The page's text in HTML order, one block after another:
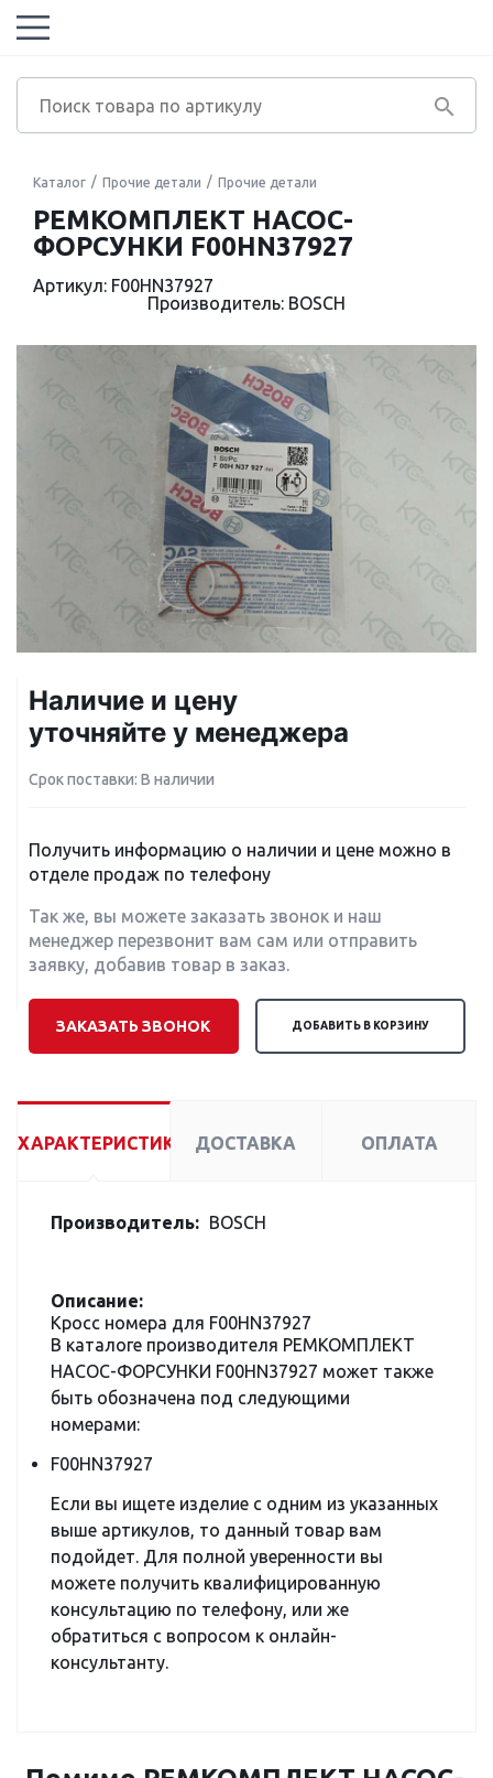
Каталог Прочие детали Прочие детали
РЕМКОМПЛЕКТ НАСОС-
ФОРСУНКИ F00HN37927
Артикул: F00HN37927
Производитель: BOSCH
Наличие и цену
уточняйте у менеджера
Срок поставки: В наличии
Получить информацию о наличии и цене можно в
отделе продаж по телефону
Так же, вы можете заказать звонок и наш
менеджер перезвонит вам сам или отправить
заявку, добавив товар в заказ.
ЗАКАЗАТЬ ЗВОНОК ДОБАВИТЬ В КОРЗИНУ
ХАРАКТЕРИСТИКИ ДОСТАВКА ОПЛАТА
Производитель: BOSCH
Описание:
Кросс номера для F00HN37927
В каталоге производителя РЕМКОМПЛЕКТ
НАСОС-ФОРСУНКИ F00HN37927 может также
быть обозначена под следующими
номерами:
F00HN37927
Если вы ищете изделие с одним из указанных
выше артикулов, то данный товар вам
подойдет. Для полной уверенности вы
можете получить квалифицированную
консультацию по телефону, или же
обратиться с вопросом к онлайн-
консультанту.